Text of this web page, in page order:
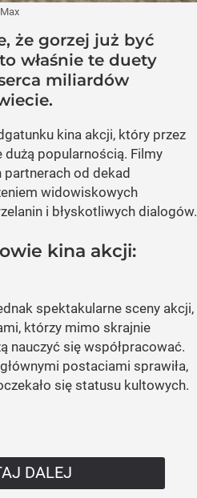
Max
że gorzej już być
właśnie te duety
miliardów
kina akcji, który przez
dużą popularnością. Filmy
od dekad
widowiskowych
i błyskotliwych dialogów.
kina akcji:
spektakularne sceny akcji,
którzy mimo skrajnie
nauczyć się współpracować.
postaciami sprawiła,
się statusu kultowych.
DALEJ